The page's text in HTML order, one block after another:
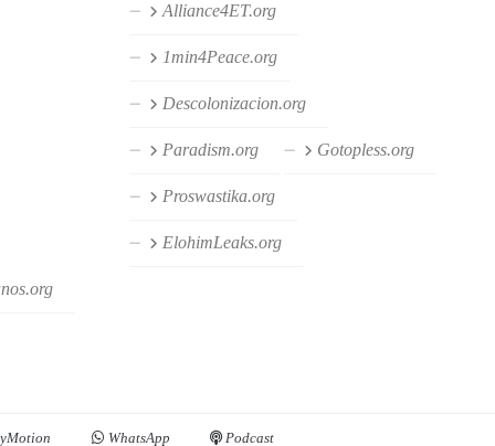
Alliance4ET.org
1min4Peace.org
Descolonizacion.org
Paradism.org Gotopless.org
Proswastika.org
ElohimLeaks.org
WhatsApp Podcast